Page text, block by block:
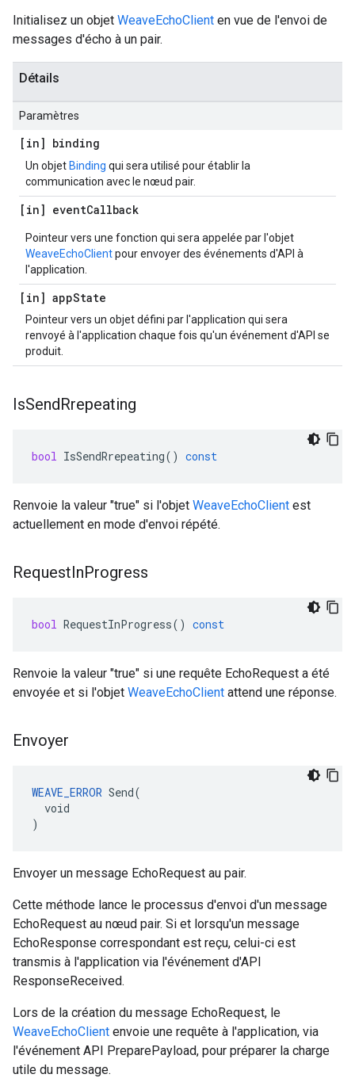
Initialisez un objet WeaveEchoClient en vue de l'envoi de
messages d'écho à un pair.
Détails
Paramètres
[in] binding
Un objet Binding qui sera utilisé pour établir la
communication avec le nœud pair.
[in] eventCallback
Pointeur vers une fonction qui sera appelée par l'objet
WeaveEchoClientpour envoyer des événements d'API à
l'application.
[in] appState
Pointeur vers un objet défini par l'application qui sera
renvoyé à l'application chaque fois qu'un événement d'API se
produit.
IsSendRrepeating
bool IsSendRrepeating() const
Renvoie la valeur "true" si l'objet WeaveEchoClient est
actuellement en mode d'envoi répété.
RequestInProgress
bool RequestInProgress() const
Renvoie la valeur "true" si une requête EchoRequest a été
envoyée et si l'objet WeaveEchoClient attend une réponse.
Envoyer
WEAVE_ERROR Send(
  void
)
Envoyer un message EchoRequest au pair.
Cette méthode lance le processus d'envoi d'un message
EchoRequest au nœud pair. Si et lorsqu'un message
EchoResponse correspondant est reçu, celui-ci est
transmis à l'application via l'événement d'API
ResponseReceived.
Lors de la création du message EchoRequest, le
WeaveEchoClient envoie une requête à l'application, via
l'événement API PreparePayload, pour préparer la charge
utile du message.